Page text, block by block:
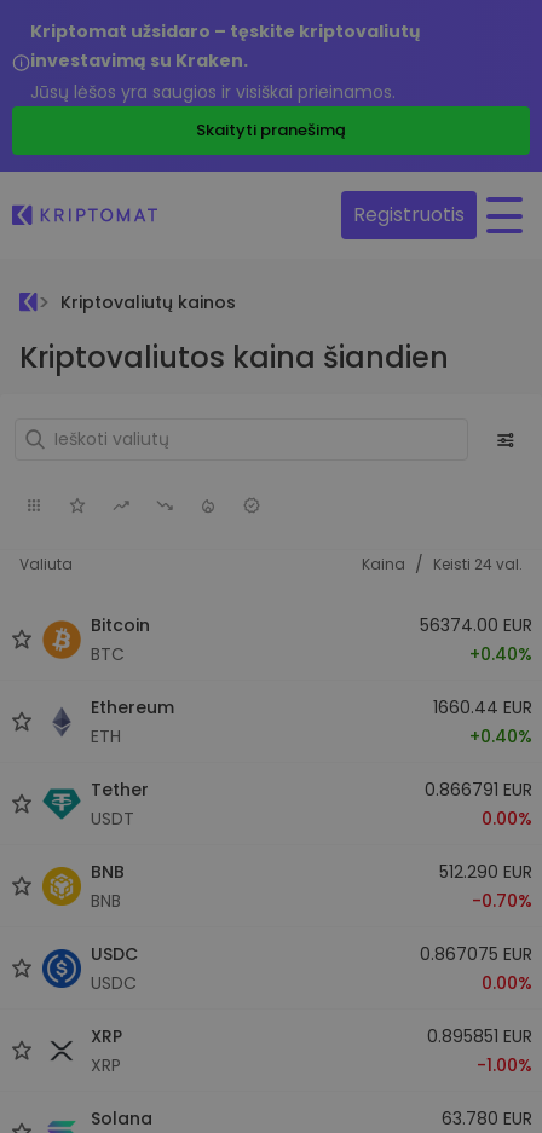
Kriptomat užsidaro – tęskite kriptovaliutų
investavimą su Kraken.
Jūsų lėšos yra saugios ir visiškai prieinamos.
Skaityti pranešimą
Registruotis
Kriptovaliutų kainos
Kriptovaliutos kaina šiandien
Valiuta Kaina / Keisti 24 val.
Bitcoin
BTC
56374.00 EUR
+0.40%
Ethereum
ETH
1660.44 EUR
+0.40%
Tether
USDT
0.866791 EUR
0.00%
BNB
BNB
512.290 EUR
-0.70%
USDC
USDC
0.867075 EUR
0.00%
XRP
XRP
0.895851 EUR
-1.00%
Solana
63.780 EUR